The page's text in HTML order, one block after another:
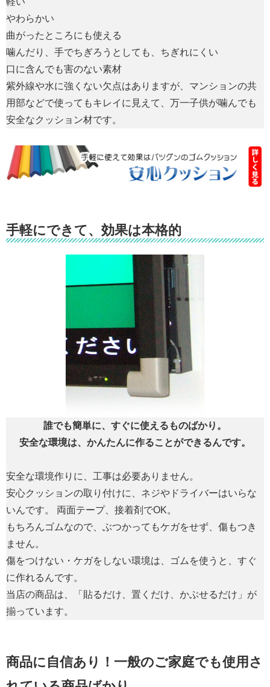
やわらかい
曲がったところにも使える
噛んだり、手でちぎろうとしても、ちぎれにくい
口に含んでも害のない素材
紫外線や水に強くない欠点はありますが、マンションの共
用部などで使ってもキレイに見えて、万一子供が噛んでも
安全なクッション材です。
手軽にできて、効果は本格的
誰でも簡単に、すぐに使えるものばかり。
安全な環境は、かんたんに作ることができるんです。
安全な環境作りに、工事は必要ありません。
安心クッションの取り付けに、ネジやドライバーはいらな
いんです。 両面テープ、接着剤でOK。
もちろんゴムなので、ぶつかってもケガをせず、傷もつき
ません。
傷をつけない・ケガをしない環境は、ゴムを使うと、すぐ
に作れるんです。
当店の商品は、「貼るだけ、置くだけ、かぶせるだけ」が
揃っています。
商品に自信あり！一般のご家庭でも使用さ